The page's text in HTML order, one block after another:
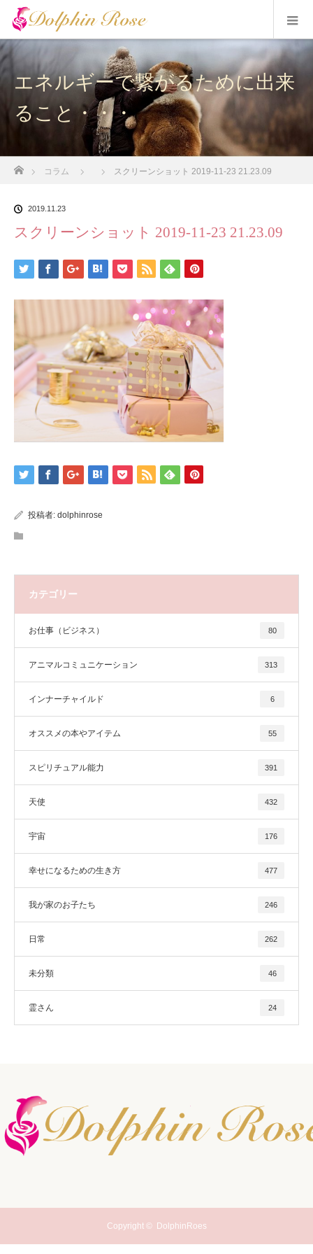
エネルギーで繋がるために出来
ること・・・
コラム スクリーンショット 2019-11-23 21.23.09
2019.11.23
スクリーンショット 2019-11-23 21.23.09
投稿者: dolphinrose
カテゴリー
お仕事（ビジネス） 80
アニマルコミュニケーション 313
インナーチャイルド 6
オススメの本やアイテム 55
スピリチュアル能力 391
天使 432
宇宙 176
幸せになるための生き方 477
我が家のお子たち 246
日常 262
未分類 46
霊さん 24
Copyright © DolphinRoes